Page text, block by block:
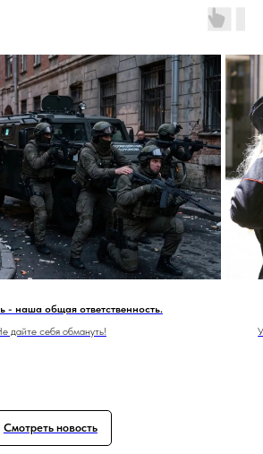
- наша общая ответственность.
дайте себя обмануть!
Смотреть новость